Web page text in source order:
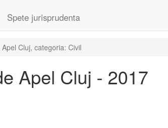
Spete jurisprudenta
Cluj, categoria: Civil
Apel Cluj - 2017